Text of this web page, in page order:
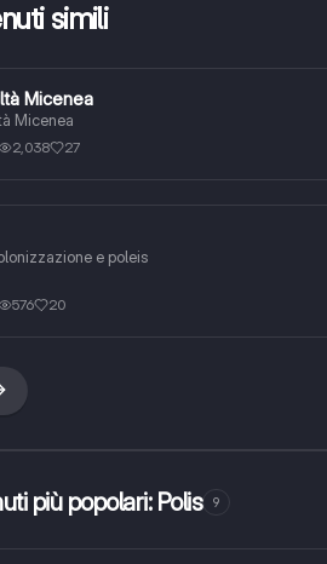
simili
Micenea
Micenea
2,038 27
e poleis
576 20
più popolari: Polis 9